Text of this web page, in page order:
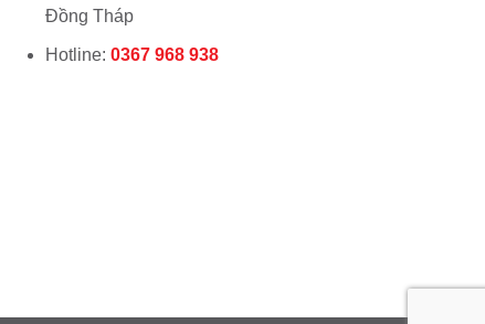
Đồng Tháp
Hotline:0367 968 938